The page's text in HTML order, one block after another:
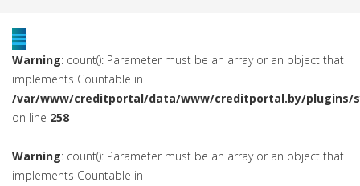
Warning: count(): Parameter must be an array or an object that
implements Countable in
/var/www/creditportal/data/www/creditportal.by/plugins/
on line 258
Warning: count(): Parameter must be an array or an object that
implements Countable in